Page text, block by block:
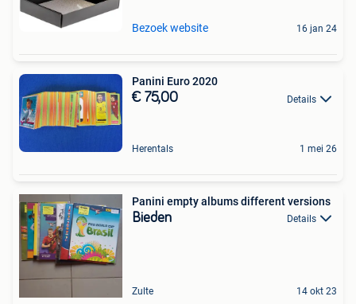
Bezoek website 16 jan 24
Panini Euro 2020
€ 75,00 Details
Herentals 1 mei 26
Panini empty albums different versions
Bieden Details
Zulte 14 okt 23